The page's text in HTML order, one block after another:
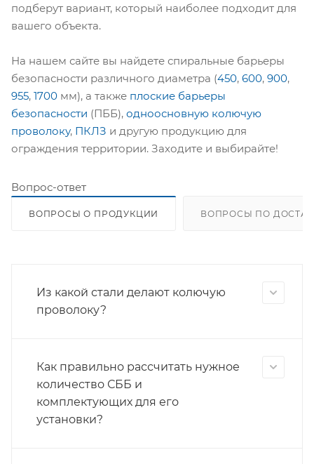
подберут вариант, который наиболее подходит для
вашего объекта.
На нашем сайте вы найдете спиральные барьеры
безопасности различного диаметра (450, 600, 900,
955, 1700 мм), а также плоские барьеры
безопасности (ПББ), одноосновную колючую
проволоку, ПКЛЗ и другую продукцию для
ограждения территории. Заходите и выбирайте!
Вопрос-ответ
ВОПРОСЫ О ПРОДУКЦИИ ВОПРОСЫ ПО
Из какой стали делают колючую
проволоку?
Как правильно рассчитать нужное
количество СББ и
комплектующих для его
установки?